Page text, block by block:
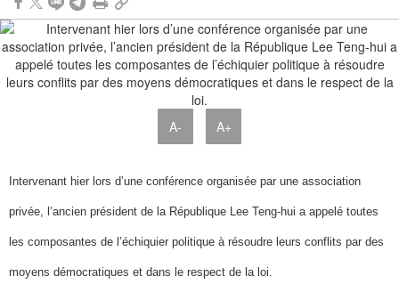
A- A+
Intervenant hier lors d’une conférence organisée par une association
privée, l’ancien président de la République Lee Teng-hui a appelé toutes
les composantes de l’échiquier politique à résoudre leurs conflits par des
moyens démocratiques et dans le respect de la loi.